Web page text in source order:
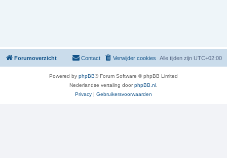
Forumoverzicht Alle tijden zijn UTC+02:00
Verwijder cookies
Contact
Powered by phpBB® Forum Software © phpBB Limited
Nederlandse vertaling doorphpBB.nl
Privacy | Gebruikersvoorwaarden